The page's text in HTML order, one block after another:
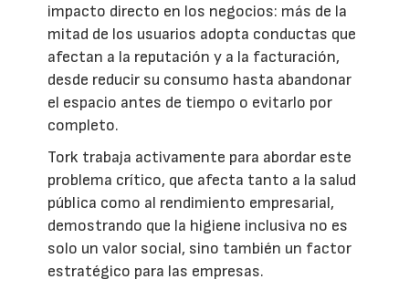
impacto directo en los negocios: más de la
mitad de los usuarios adopta conductas que
afectan a la reputación y a la facturación,
desde reducir su consumo hasta abandonar
el espacio antes de tiempo o evitarlo por
completo.
Tork trabaja activamente para abordar este
problema crítico, que afecta tanto a la salud
pública como al rendimiento empresarial,
demostrando que la higiene inclusiva no es
solo un valor social, sino también un factor
estratégico para las empresas.